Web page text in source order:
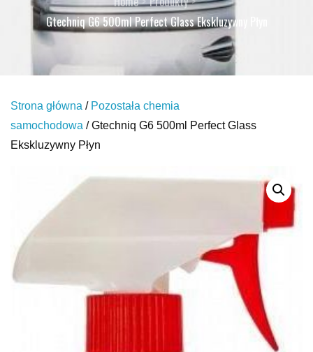
Gtechniq G6 500ml Perfect Glass Ekskluzywny Płyn
Strona główna / Pozostała chemia
samochodowa / Gtechniq G6 500ml Perfect Glass
Ekskluzywny Płyn